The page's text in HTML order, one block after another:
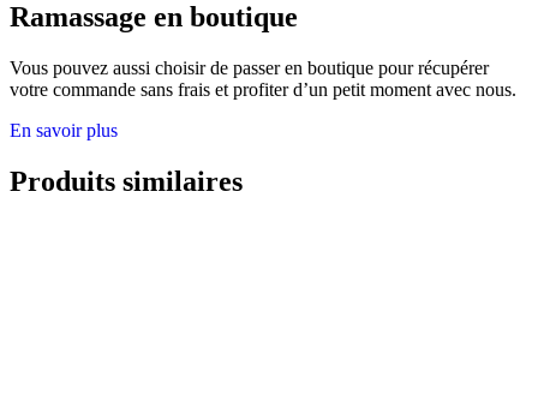
Ramassage en boutique
Vous pouvez aussi choisir de passer en boutique pour récupérer
votre commande sans frais et profiter d’un petit moment avec nous.
En savoir plus
Produits similaires